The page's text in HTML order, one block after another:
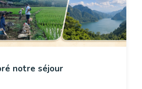
notre séjour